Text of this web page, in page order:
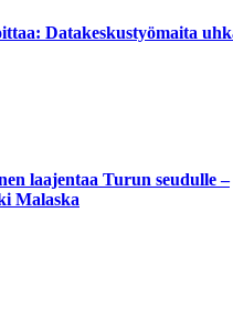
Datakeskustyömaita
laajentaa Turun seudulle –
Malaska